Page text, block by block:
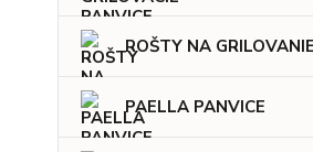
ROŠTY NA GRILOVANIE
PAELLA PANVICE